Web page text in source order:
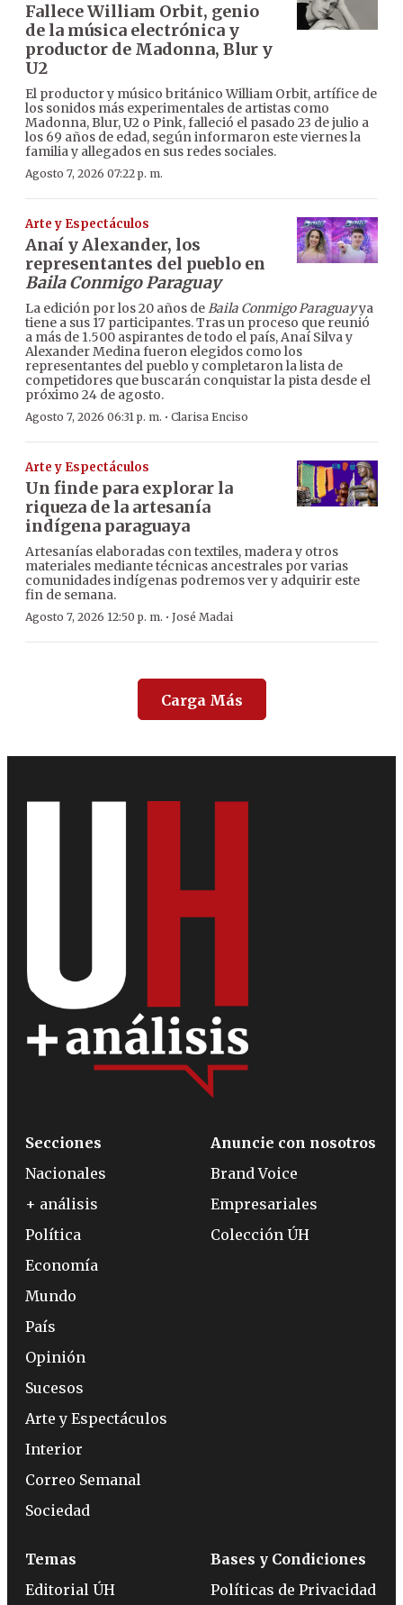
Fallece William Orbit, genio
de la música electrónica y
productor de Madonna, Blur y
U2
El productor y músico británico William Orbit, artífice de
los sonidos más experimentales de artistas como
Madonna, Blur, U2 o Pink, falleció el pasado 23 de julio a
los 69 años de edad, según informaron este viernes la
familia y allegados en sus redes sociales.
Agosto 7, 2026 07:22 p. m.
Arte y Espectáculos
Anaí y Alexander, los
representantes del pueblo en
Baila Conmigo Paraguay
La edición por los 20 años deBaila Conmigo Paraguayya
tiene a sus 17 participantes. Tras un proceso que reunió
a más de 1.500 aspirantes de todo el país, Anaí Silva y
Alexander Medina fueron elegidos como los
representantes del pueblo y completaron la lista de
competidores que buscarán conquistar la pista desde el
próximo 24 de agosto.
Agosto 7, 2026 06:31 p. m. · Clarisa Enciso
Arte y Espectáculos
Un finde para explorar la
riqueza de la artesanía
indígena paraguaya
Artesanías elaboradas con textiles, madera y otros
materiales mediante técnicas ancestrales por varias
comunidades indígenas podremos ver y adquirir este
fin de semana.
Agosto 7, 2026 12:50 p. m. · José Madai
Carga Más
Secciones
Nacionales
+ análisis
Política
Economía
Mundo
País
Opinión
Sucesos
Arte y Espectáculos
Interior
Correo Semanal
Sociedad
Anuncie con nosotros
Brand Voice
Empresariales
Colección ÚH
Temas
Editorial ÚH
Bases y Condiciones
Políticas de Privacidad